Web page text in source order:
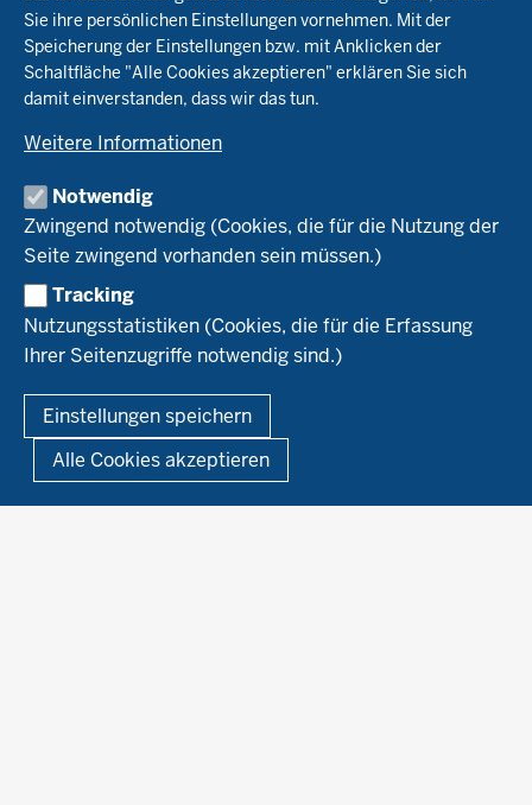
Sie ihre persönlichen Einstellungen vornehmen. Mit der
Speicherung der Einstellungen bzw. mit Anklicken der
Schaltfläche "Alle Cookies akzeptieren" erklären Sie sich
damit einverstanden, dass wir das tun.
Weitere Informationen
Notwendig
Zwingend notwendig (Cookies, die für die Nutzung der
Seite zwingend vorhanden sein müssen.)
Tracking
Nutzungsstatistiken (Cookies, die für die Erfassung
Ihrer Seitenzugriffe notwendig sind.)
Einstellungen speichern
Alle Cookies akzeptieren
Öko-Modellregionen NRW
Pflanzenbau
Tierhaltung
Markt
Umstellung
Recht
Beratung
Landwirtschaftskammer NRW
Bioland
Naturland
Versuche
Leitbetriebe Ökologischer Landbau
Versuchsbetriebe
WRRL-Modellbetriebe
Kontakte Versuchswesen
Aktuelles
Arbeitsschwerpunkte
Ökoschule in Kleve
Ausbildungsbetriebe
Berufsausbildung
Forschung
Projekte Ökoteam
Forschungsergebnisse
Service
Kontakt
Newsletter
Demonstrationsbetriebe Ökologischer Landbau
Links
Fußzeile
Impressum Datenschutzerklärung